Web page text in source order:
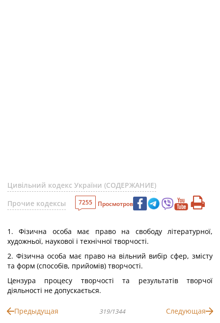
Цивільний кодекс України (СОДЕРЖАНИЕ)
Прочие кодексы
7255 Просмотров
1. Фізична особа має право на свободу літературної,
художньої, наукової і технічної творчості.
2. Фізична особа має право на вільний вибір сфер, змісту
та форм (способів, прийомів) творчості.
Цензура процесу творчості та результатів творчої
діяльності не допускається.
Предыдущая 319/1344 Следующая